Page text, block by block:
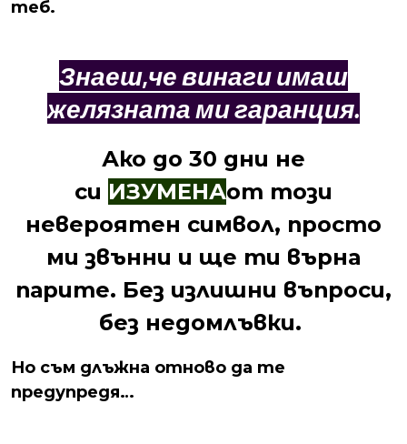
теб.
Знаеш,че винаги имаш
желязната ми гаранция.
Ако до 30 дни не
си ИЗУМЕНАот този
невероятен символ, просто
ми звънни и ще ти върна
парите. Без излишни въпроси,
без недомлъвки.
Но съм длъжна отново да те
предупредя…